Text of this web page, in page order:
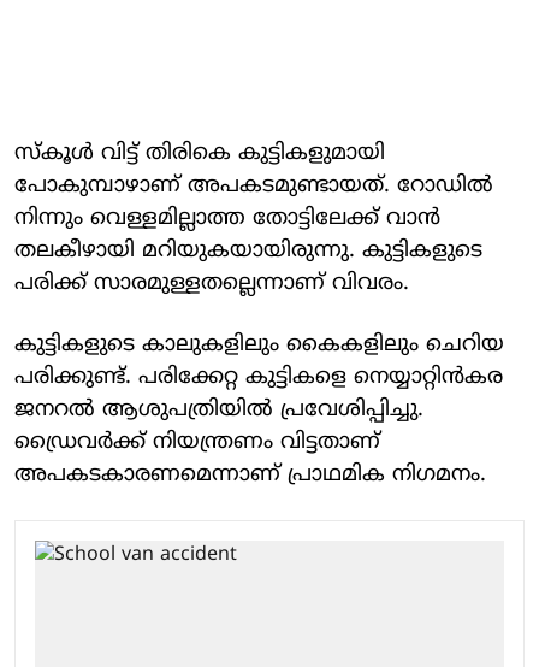
സ്‌കൂള്‍ വിട്ട് തിരികെ കുട്ടികളുമായി
പോകുമ്പാഴാണ് അപകടമുണ്ടായത്. റോഡില്‍
നിന്നും വെള്ളമില്ലാത്ത തോട്ടിലേക്ക് വാന്‍
തലകീഴായി മറിയുകയായിരുന്നു. കുട്ടികളുടെ
പരിക്ക് സാരമുള്ളതല്ലെന്നാണ് വിവരം.
കുട്ടികളുടെ കാലുകളിലും കൈകളിലും ചെറിയ
പരിക്കുണ്ട്. പരിക്കേറ്റ കുട്ടികളെ നെയ്യാറ്റിന്‍കര
ജനറല്‍ ആശുപത്രിയില്‍ പ്രവേശിപ്പിച്ചു.
ഡ്രൈവര്‍ക്ക് നിയന്ത്രണം വിട്ടതാണ്
അപകടകാരണമെന്നാണ് പ്രാഥമിക നിഗമനം.